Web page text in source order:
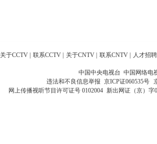
关于CCTV 联系CCTV 关于CNTV 联系CNTV 人才招聘
中国中央电视台 中国网络电
违法和不良信息举报 京ICP证060535号
网上传播视听节目许可证号 0102004 新出网证（京）